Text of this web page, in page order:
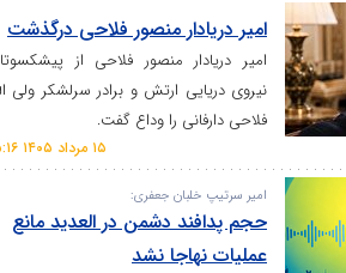
دریادار منصور فلاحی درگذشت
دریادار منصور فلاحی از پیشکسوتان
دریایی ارتش و برادر سرلشکر ولی الله
دارفانی را وداع گفت.
سرتیپ خلبان جعفری:
پدافند دشمن در العدید مانع
نهاجا نشد